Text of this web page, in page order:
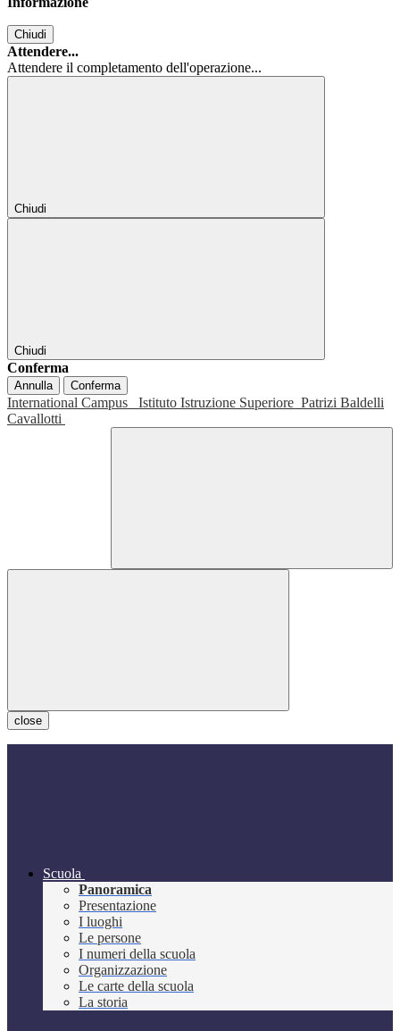
Chiudi
Attendere...
Attendere il completamento dell'operazione...
Chiudi
Chiudi
Conferma
Annulla Conferma
International Campus Istituto Istruzione Superiore Patrizi Baldelli
Cavallotti
close
Scuola
Panoramica
Presentazione
I luoghi
Le persone
I numeri della scuola
Organizzazione
Le carte della scuola
La storia